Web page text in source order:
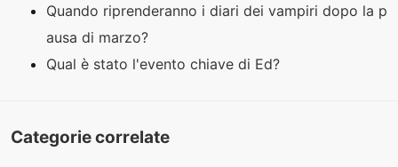
Quando riprenderanno i diari dei vampiri dopo la p
ausa di marzo?
Qual è stato l'evento chiave di Ed?
Categorie correlate